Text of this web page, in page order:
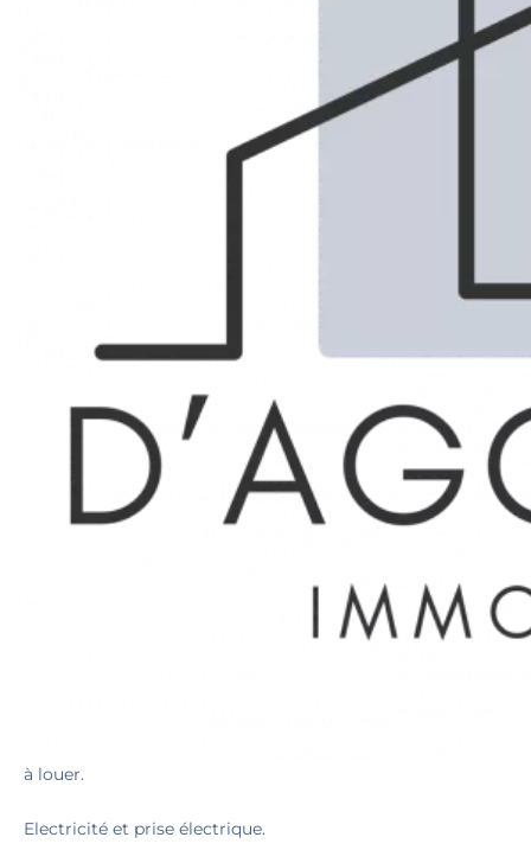
Marseille 8ème
LOCATION
Réf. 85503575
13 m²
135 € / Mois (Charges comprises)
à louer.
Electricité et prise électrique.